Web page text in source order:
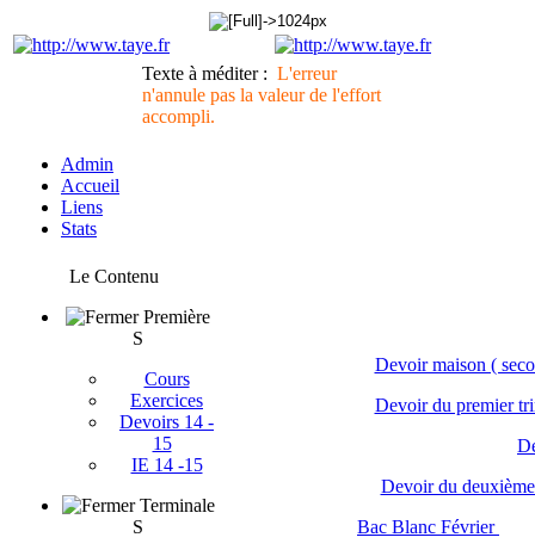
Texte à méditer : L'erreur
n'annule pas la valeur de l'effort
accompli.
Admin
Accueil
Liens
Stats
Le Contenu
Première
S
Cours
Exercices
Devoirs 14 -
15
IE 14 -15
Terminale
S
Devoir maison (
Devoir du premier
Devoir du
Bac Blanc Février